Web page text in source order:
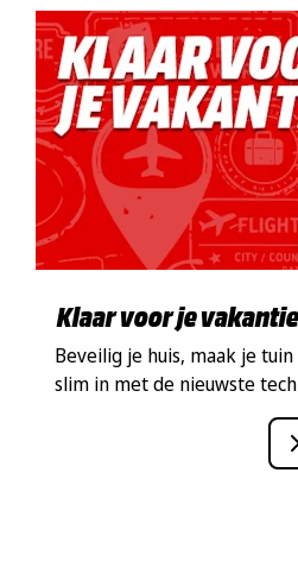
Klaar voor je vakantie
Beveilig je huis, maak je
slim in met de nieuwste